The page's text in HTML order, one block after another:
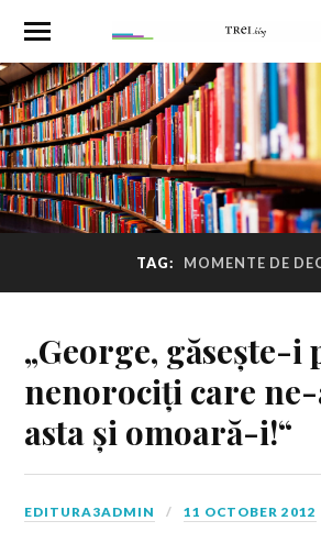
TAG: MOMENTE DE
„George, găsește-i
nenorociți care
asta și omoară-i!“
EDITURA3ADMIN 11 OCTOBER 2012